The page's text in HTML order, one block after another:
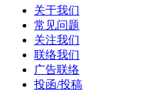
关于我们
常见问题
关注我们
联络我们
广告联络
投函/投稿